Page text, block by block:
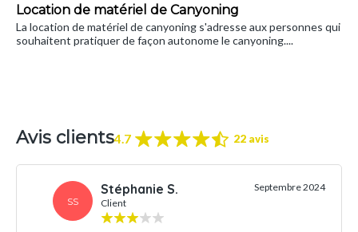
Location de matériel de Canyoning
La location de matériel de canyoning s'adresse aux personnes qui
souhaitent pratiquer de façon autonome le canyoning....
Avis clients4.7 22 avis
SS
Stéphanie S.
Client
Septembre 2024